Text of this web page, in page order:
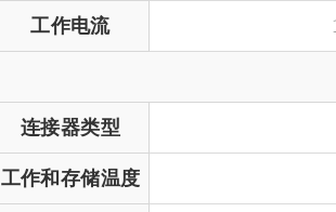
工作电流
连接器类型
工作和存储温度